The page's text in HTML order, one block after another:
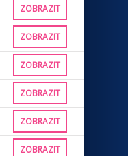
ZOBRAZIT
ZOBRAZIT
ZOBRAZIT
ZOBRAZIT
ZOBRAZIT
ZOBRAZIT